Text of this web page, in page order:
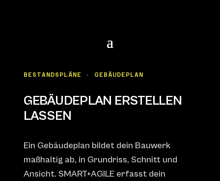
BESTANDSPLÄNE · GEBÄUDEPLAN
GEBÄUDEPLAN ERSTELLEN
LASSEN
Ein Gebäudeplan bildet dein Bauwerk
maßhaltig ab, in Grundriss, Schnitt und
Ansicht. SMART+AGILE erfasst dein